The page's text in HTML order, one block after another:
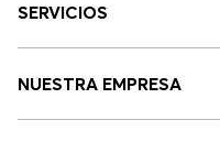
SERVICIOS
NUESTRA EMPRESA